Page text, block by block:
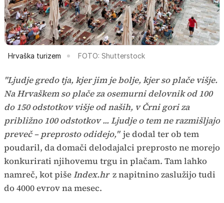
Hrvaška turizem FOTO: Shutterstock
"Ljudje gredo tja, kjer jim je bolje, kjer so plače višje.
Na Hrvaškem so plače za osemurni delovnik od 100
do 150 odstotkov višje od naših, v Črni gori za
približno 100 odstotkov ... Ljudje o tem ne razmišljajo
preveč – preprosto odidejo," je dodal ter ob tem
poudaril, da domači delodajalci preprosto ne morejo
konkurirati njihovemu trgu in plačam. Tam lahko
namreč, kot pišeIndex.hr z napitnino zaslužijo tudi
do 4000 evrov na mesec.